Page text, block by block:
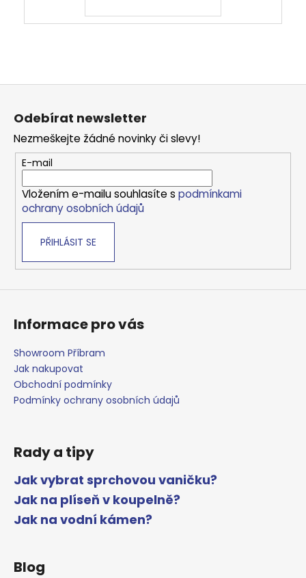
Z
Odebírat newsletter
Nezmeškejte žádné novinky či slevy!
E-mail
Vložením e-mailu souhlasíte s podmínkami
ochrany osobních údajů
PŘIHLÁSIT SE
Informace pro vás
Showroom Příbram
Jak nakupovat
Obchodní podmínky
Podmínky ochrany osobních údajů
Rady a tipy
Jak vybrat sprchovou vaničku?
Jak na plíseň v koupelně?
Jak na vodní kámen?
Blog